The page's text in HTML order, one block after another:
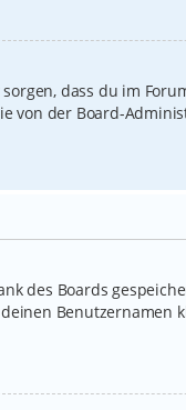
dass du im
von der Board-
des Boards
Benutzernamen